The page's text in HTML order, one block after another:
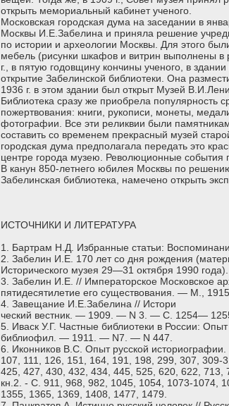
открыть мемориальный кабинет ученого.
Московская городская дума на заседании в
Москвы И.Е.Забелина и приняла решение
по истории и археологии Москвы. Для этого
мебель (рисунки шкафов и витрин выполнены
г., в пятую годовщину кончины ученого, в
открытие Забелинской библиотеки. Она
1936 г. в этом здании был открыт Музей
Библиотека сразу же приобрела популярность
пожертвования: книги, рукописи, монеты,
фотографии. Все эти реликвии были
составить со временем прекрасный музей
городская дума предполагала передать это
центре города музею. Революционные
В канун 850-летнего юбилея Москвы по
Забелинская библиотека, намечено открыть
ИСТОЧНИКИ И ЛИТЕРАТУРА
1. Бартрам Н.Д. Избранные статьи:
2. Забелин И.Е. 170 лет со дня рождения
Исторического музея 29—31 октября 1990
3. Забелин И.Е. // Императорское Московское
пятидесятилетие его существования. — М.,
4. Завещание И.Е.Забелина // Истори
ческий вестник. — 1909. — N 3. — С. 1254—
5. Иваск У.Г. Частные библиотеки в России:
библиофил. — 1911. — N7. — N 447.
6. Иконников B.C. Опыт русской
107, 111, 126, 151, 164, 191, 198, 299, 307,
425, 427, 430, 432, 434, 445, 525, 620, 622, 713,
кн.2. - С. 911, 968, 982, 1045, 1054, 1073-1074,
1355, 1365, 1369, 1408, 1477, 1479.